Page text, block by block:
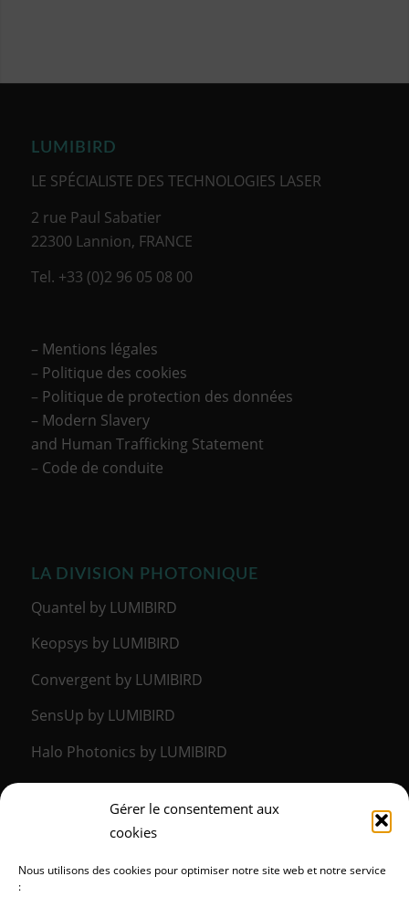
Gérer le consentement aux
cookies
Nous utilisons des cookies pour optimiser notre site web et notre service
:
LUMIBIRD
LE SPÉCIALISTE DES TECHNOLOGIES LASER
2 rue Paul Sabatier
22300 Lannion, FRANCE
Tel. +33 (0)2 96 05 08 00
– Mentions légales
– Politique des cookies
– Politique de protection des données
– Modern Slavery
and Human Trafficking Statement
– Code de conduite
LA DIVISION PHOTONIQUE
Quantel by LUMIBIRD
Keopsys by LUMIBIRD
Convergent by LUMIBIRD
SensUp by LUMIBIRD
Halo Photonics by LUMIBIRD
LA DIVISION MÉDICALE